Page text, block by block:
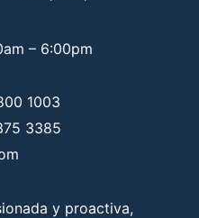
– 6:00pm
1003
3385
y proactiva,